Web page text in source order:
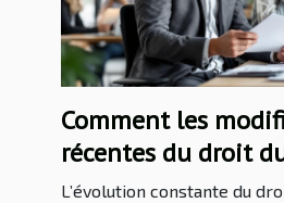
Comment les
récentes du droit
impactent-elles les
L’évolution constante du